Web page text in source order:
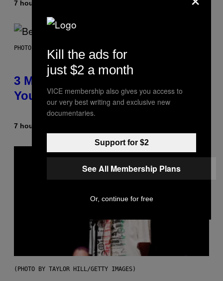
7 hours ago
PHOTO BY KEVIN WINTER/GETTY IMAGES FOR RADIO DISNEY
3 Millennial Anthems That Make
You Think of Your Best Friend
7 hours ago
(PHOTO BY TAYLOR HILL/GETTY IMAGES)
Kill the ads for
just $2 a month
VICE membership also gives you access to
our very best writing and exclusive new
documentaries.
Support for $2
See All Membership Plans
Or, continue for free